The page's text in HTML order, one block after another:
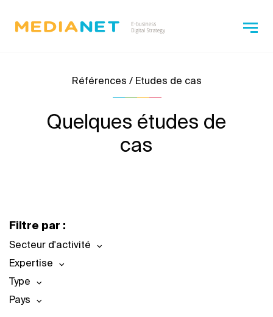
Références / Etudes de cas
Quelques études de
cas
Filtre par :
Secteur d'activité
Expertise
Type
Pays